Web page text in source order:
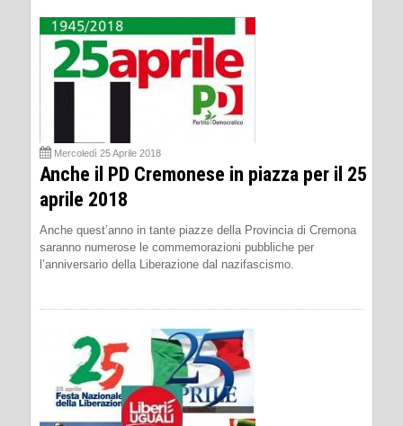
Mercoledì 25 Aprile 2018
Anche il PD Cremonese in piazza per il 25
aprile 2018
Anche quest’anno in tante piazze della Provincia di Cremona
saranno numerose le commemorazioni pubbliche per
l’anniversario della Liberazione dal nazifascismo.